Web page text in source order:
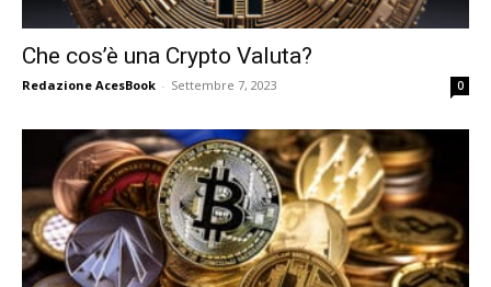
Che cos’è una Crypto Valuta?
Redazione AcesBook - Settembre 7, 2023 0